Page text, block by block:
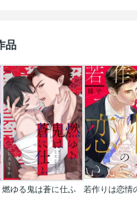
品
燃ゆる鬼は蒼に仕ふ